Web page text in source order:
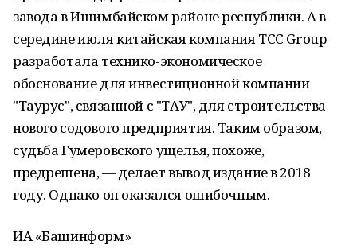
завода в Ишимбайском районе республики. А в
середине июля китайская компания TCC Group
разработала технико-экономическое
обоснование для инвестиционной компании
"Таурус", связанной с "ТАУ", для строительства
нового содового предприятия. Таким образом,
судьба Гумеровского ущелья, похоже,
предрешена, — делает вывод издание в 2018
году. Однако он оказался ошибочным.
ИА «Башинформ»